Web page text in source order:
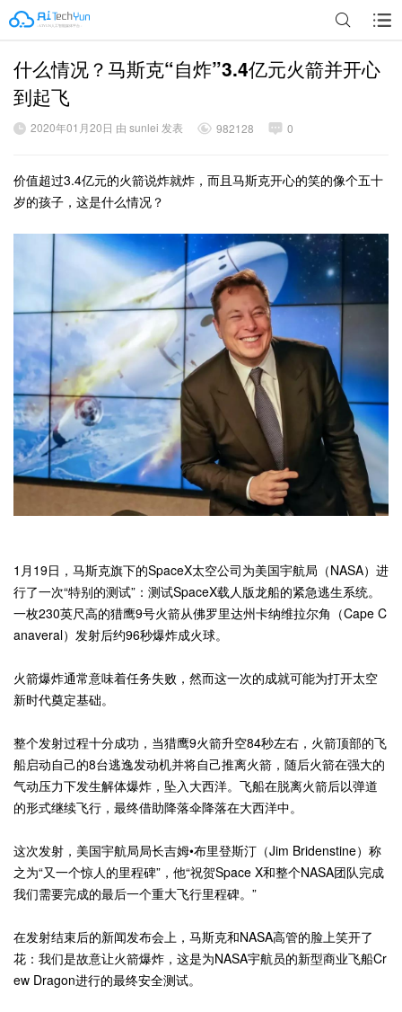
广告
什么情况？马斯克“自炸”3.4亿元火箭并开心
到起飞
2020年01月20日 由 sunlei 发表 982128 0
价值超过3.4亿元的火箭说炸就炸，而且马斯克开心的笑的像个五十
岁的孩子，这是什么情况？
1月19日，马斯克旗下的SpaceX太空公司为美国宇航局（NASA）进
行了一次“特别的测试”：测试SpaceX载人版龙船的紧急逃生系统。
一枚230英尺高的猎鹰9号火箭从佛罗里达州卡纳维拉尔角（Cape C
anaveral）发射后约96秒爆炸成火球。
火箭爆炸通常意味着任务失败，然而这一次的成就可能为打开太空
新时代奠定基础。
整个发射过程十分成功，当猎鹰9火箭升空84秒左右，火箭顶部的飞
船启动自己的8台逃逸发动机并将自己推离火箭，随后火箭在强大的
气动压力下发生解体爆炸，坠入大西洋。飞船在脱离火箭后以弹道
的形式继续飞行，最终借助降落伞降落在大西洋中。
这次发射，美国宇航局局长吉姆•布里登斯汀（Jim Bridenstine）称
之为“又一个惊人的里程碑”，他“祝贺Space X和整个NASA团队完成
我们需要完成的最后一个重大飞行里程碑。”
在发射结束后的新闻发布会上，马斯克和NASA高管的脸上笑开了
花：我们是故意让火箭爆炸，这是为NASA宇航员的新型商业飞船Cr
ew Dragon进行的最终安全测试。